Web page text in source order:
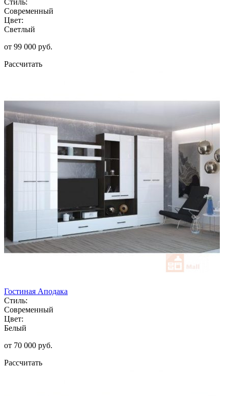
Современный
Цвет:
Светлый
от 99 000 руб.
Рассчитать
Гостиная Аподака
Стиль:
Современный
Цвет:
Белый
от 70 000 руб.
Рассчитать